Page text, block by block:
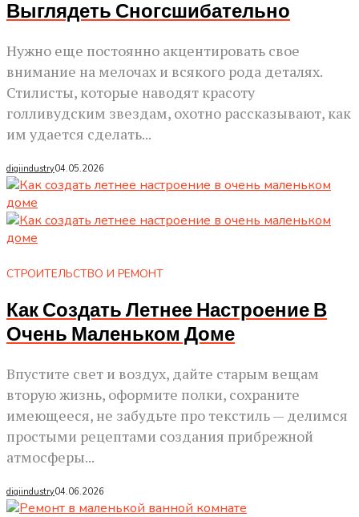
Выглядеть Сногсшибательно
Нужно еще постоянно акцентировать свое
внимание на мелочах и всякого рода деталях.
Стилисты, которые наводят красоту
голливудским звездам, охотно рассказывают, как
им удается сделать...
digiindustry04.05.2026
СТРОИТЕЛЬСТВО И РЕМОНТ
Как Создать Летнее Настроение В
Очень Маленьком Доме
Впустите свет и воздух, дайте старым вещам
вторую жизнь, оформите полки, сохраните
имеющееся, не забудьте про текстиль — делимся
простыми рецептами создания прибрежной
атмосферы...
digiindustry04.06.2026